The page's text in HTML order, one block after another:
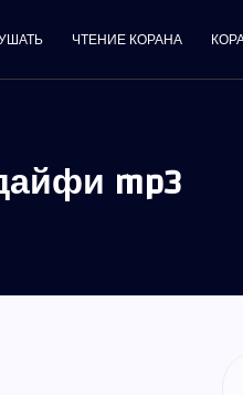
ЧТЕНИЕ КОРАНА
mp3